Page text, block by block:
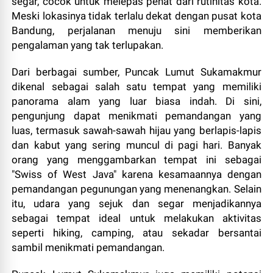
Meski lokasinya tidak terlalu dekat dengan pusat kota
Bandung, perjalanan menuju sini memberikan
pengalaman yang tak terlupakan.
Dari berbagai sumber, Puncak Lumut Sukamakmur
dikenal sebagai salah satu tempat yang memiliki
panorama alam yang luar biasa indah. Di sini,
pengunjung dapat menikmati pemandangan yang
luas, termasuk sawah-sawah hijau yang berlapis-lapis
dan kabut yang sering muncul di pagi hari. Banyak
orang yang menggambarkan tempat ini sebagai
"Swiss of West Java" karena kesamaannya dengan
pemandangan pegunungan yang menenangkan. Selain
itu, udara yang sejuk dan segar menjadikannya
sebagai tempat ideal untuk melakukan aktivitas
seperti hiking, camping, atau sekadar bersantai
sambil menikmati pemandangan.